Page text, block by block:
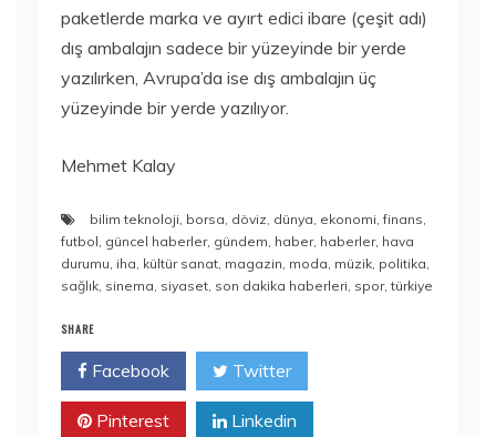
paketlerde marka ve ayırt edici ibare (çeşit adı)
dış ambalajın sadece bir yüzeyinde bir yerde
yazılırken, Avrupa’da ise dış ambalajın üç
yüzeyinde bir yerde yazılıyor.
Mehmet Kalay
bilim teknoloji, borsa, döviz, dünya, ekonomi,finans,
futbol, güncel haberler, gündem, haber, haberler, hava
durumu, iha, kültür sanat, magazin, moda, müzik, politika,
sağlık, sinema, siyaset, son dakika haberleri, spor,türkiye
SHARE
Facebook Twitter
Pinterest Linkedin